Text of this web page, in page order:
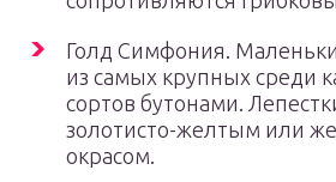
Голд Симфония.
из самых крупных среди
сортов бутонами.
золотисто-желтым или
окрасом.